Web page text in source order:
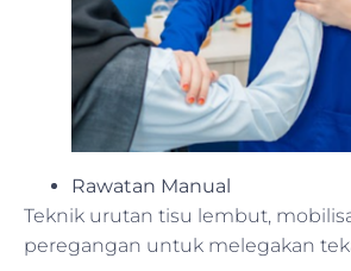
Rawatan Manual
Teknik urutan tisu lembut,
peregangan untuk melegakan